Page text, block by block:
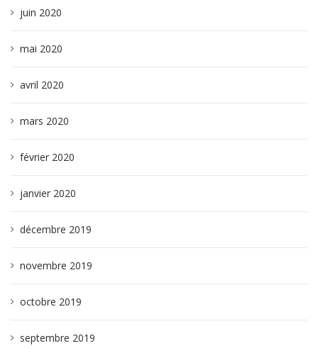
juin 2020
mai 2020
avril 2020
mars 2020
février 2020
janvier 2020
décembre 2019
novembre 2019
octobre 2019
septembre 2019